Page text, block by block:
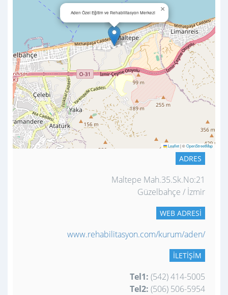
Aden Özel Eğitim ve Rehabilitasyon Merkezi ×
Leaflet|©OpenStreetMap
ADRES
Maltepe Mah.35.Sk.No:21
Güzelbahçe / İzmir
WEB ADRESI
www.rehabilitasyon.com/kurum/aden/
İLETIŞIM
Tel1: (542) 414-5005
Tel2: (506) 506-5954